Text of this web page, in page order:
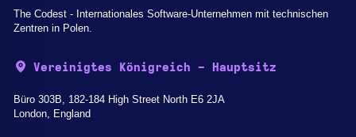
The Codest - Internationales Software-Unternehmen mit technischen
Zentren in Polen.
Vereinigtes Königreich - Hauptsitz
Büro 303B, 182-184 High Street North E6 2JA
London, England